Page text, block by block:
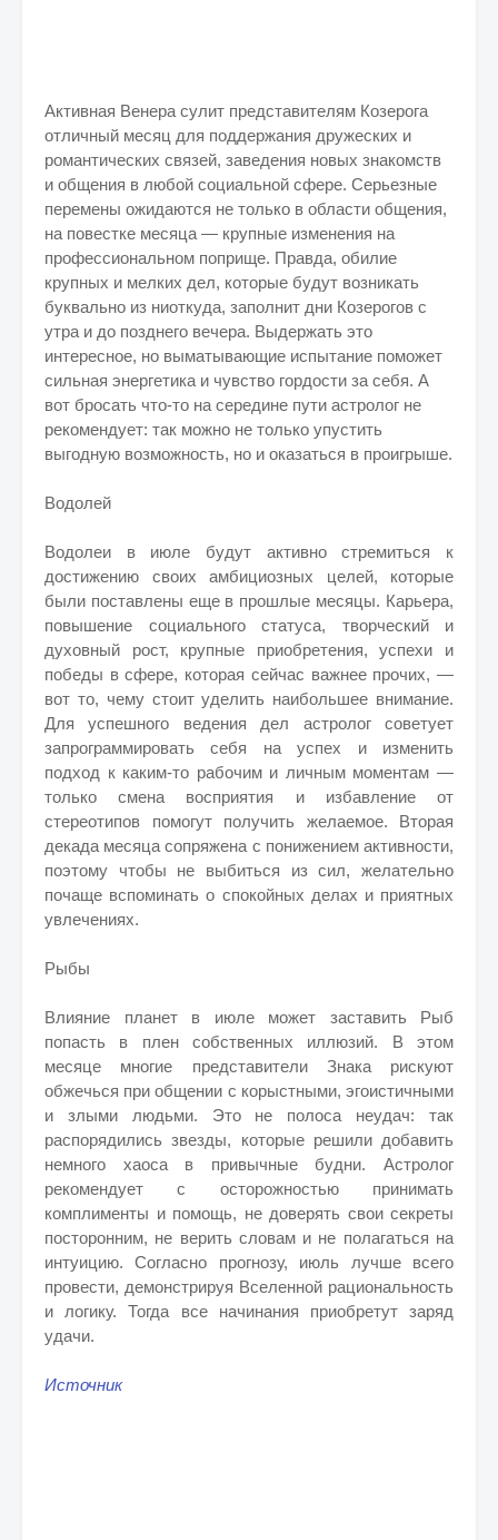
Активная Венера сулит представителям Козерога
отличный месяц для поддержания дружеских и
романтических связей, заведения новых знакомств
и общения в любой социальной сфере. Серьезные
перемены ожидаются не только в области общения,
на повестке месяца — крупные изменения на
профессиональном поприще. Правда, обилие
крупных и мелких дел, которые будут возникать
буквально из ниоткуда, заполнит дни Козерогов с
утра и до позднего вечера. Выдержать это
интересное, но выматывающие испытание поможет
сильная энергетика и чувство гордости за себя. А
вот бросать что-то на середине пути астролог не
рекомендует: так можно не только упустить
выгодную возможность, но и оказаться в проигрыше.
Водолей
Водолеи в июле будут активно стремиться к
достижению своих амбициозных целей, которые
были поставлены еще в прошлые месяцы. Карьера,
повышение социального статуса, творческий и
духовный рост, крупные приобретения, успехи и
победы в сфере, которая сейчас важнее прочих, —
вот то, чему стоит уделить наибольшее внимание.
Для успешного ведения дел астролог советует
запрограммировать себя на успех и изменить
подход к каким-то рабочим и личным моментам —
только смена восприятия и избавление от
стереотипов помогут получить желаемое. Вторая
декада месяца сопряжена с понижением активности,
поэтому чтобы не выбиться из сил, желательно
почаще вспоминать о спокойных делах и приятных
увлечениях.
Рыбы
Влияние планет в июле может заставить Рыб
попасть в плен собственных иллюзий. В этом
месяце многие представители Знака рискуют
обжечься при общении с корыстными, эгоистичными
и злыми людьми. Это не полоса неудач: так
распорядились звезды, которые решили добавить
немного хаоса в привычные будни. Астролог
рекомендует с осторожностью принимать
комплименты и помощь, не доверять свои секреты
посторонним, не верить словам и не полагаться на
интуицию. Согласно прогнозу, июль лучше всего
провести, демонстрируя Вселенной рациональность
и логику. Тогда все начинания приобретут заряд
удачи.
Источник